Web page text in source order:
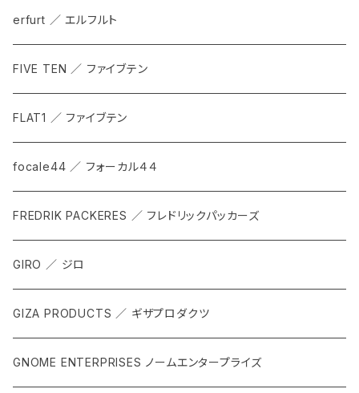
erfurt ／ エルフルト
FIVE TEN ／ ファイブテン
FLAT1 ／ ファイブテン
focale44 ／ フォーカル４４
FREDRIK PACKERES ／ フレドリックパッカーズ
GIRO ／ ジロ
GIZA PRODUCTS ／ ギザプロダクツ
GNOME ENTERPRISES ノームエンタープライズ